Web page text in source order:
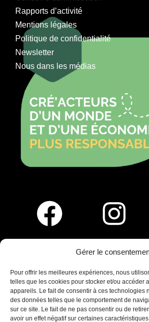
Gérer le
Pour offrir les meilleures expériences, nous
telles que les cookies pour stocker et/ou accéder
appareils. Le fait de consentir à ces technologies
des données telles que le comportement de
sur ce site. Le fait de ne pas consentir ou de
avoir un effet négatif sur certaines
Rapports d’activité
Mentions légales
Politique de confidentialité
Newsletter
Nous dans les médias
Saint-Germain-En-Laye
Ligne R2-Nord
Tramway T13
20mins à pied du RER A